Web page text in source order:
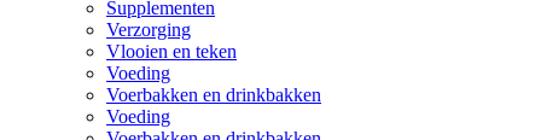
Supplementen
Verzorging
Vlooien en teken
Voeding
Voerbakken en drinkbakken
Voeding